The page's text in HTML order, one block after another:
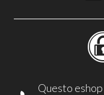
Questo